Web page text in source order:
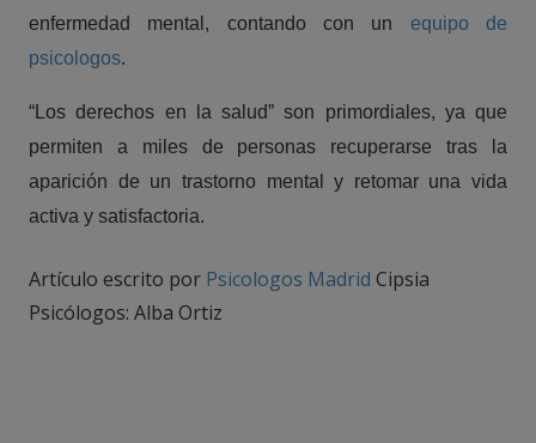
enfermedad mental, contando con un equipo de
psicologos.
“Los derechos en la salud” son primordiales, ya que
permiten a miles de personas recuperarse tras la
aparición de un trastorno mental y retomar una vida
activa y satisfactoria.
Artículo escrito por Psicologos Madrid Cipsia
Psicólogos: Alba Ortiz